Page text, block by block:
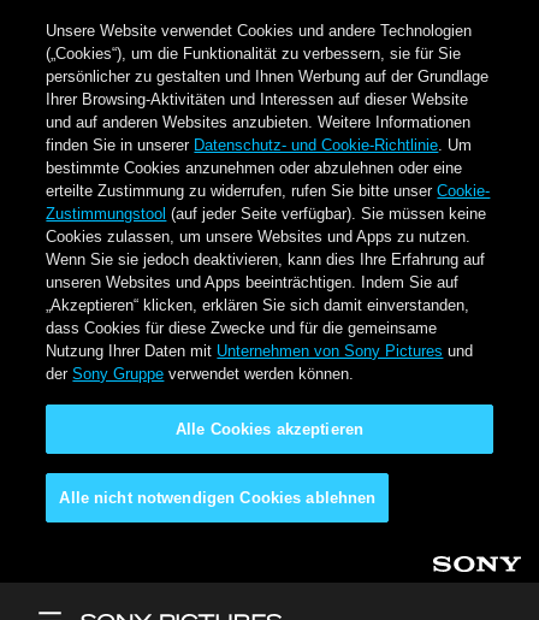
Unsere Website verwendet Cookies und andere Technologien
(„Cookies“), um die Funktionalität zu verbessern, sie für Sie
persönlicher zu gestalten und Ihnen Werbung auf der Grundlage
Ihrer Browsing-Aktivitäten und Interessen auf dieser Website
und auf anderen Websites anzubieten. Weitere Informationen
finden Sie in unserer Datenschutz- und Cookie-Richtlinie. Um
bestimmte Cookies anzunehmen oder abzulehnen oder eine
erteilte Zustimmung zu widerrufen, rufen Sie bitte unserCookie-
Zustimmungstool (auf jeder Seite verfügbar). Sie müssen keine
Cookies zulassen, um unsere Websites und Apps zu nutzen.
Wenn Sie sie jedoch deaktivieren, kann dies Ihre Erfahrung auf
unseren Websites und Apps beeinträchtigen. Indem Sie auf
„Akzeptieren“ klicken, erklären Sie sich damit einverstanden,
dass Cookies für diese Zwecke und für die gemeinsame
Nutzung Ihrer Daten mit Unternehmen von Sony Pictures und
derSony Gruppe verwendet werden können.
Alle nicht notwendigen Cookies ablehnen
Alle Cookies akzeptieren